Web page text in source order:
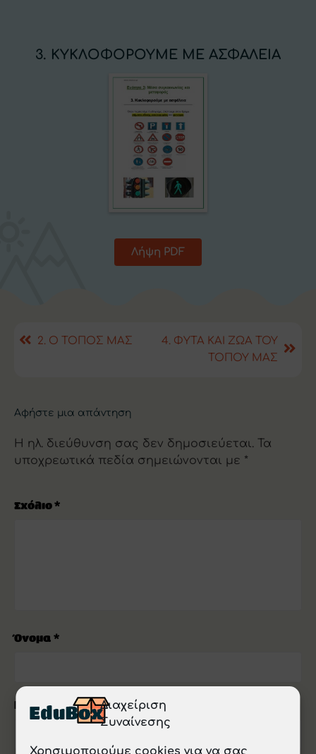
Διαχείριση
Συναίνεσης
Χρησιμοποιούμε cookies για να σας
3. ΚΥΚΛΟΦΟΡΟΥΜΕ ΜΕ ΑΣΦΑΛΕΙΑ
Λήψη PDF
2. Ο ΤΟΠΟΣ ΜΑΣ
4. ΦΥΤΑ ΚΑΙ ΖΩΑ ΤΟΥ
ΤΟΠΟΥ ΜΑΣ
Αφήστε μια απάντηση
Η ηλ. διεύθυνση σας δεν δημοσιεύεται.
Τα
υποχρεωτικά πεδία σημειώνονται με *
Σχόλιο *
Όνομα *
Email*